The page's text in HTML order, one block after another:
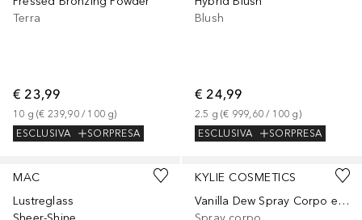
Terra
€ 23,99
10 g (€ 239,90 / 100 g)
ESCLUSIVA
SORPRESA
Blush
€ 24,99
2.5 g (€ 999,60 / 100 g)
ESCLUSIVA
SORPRESA
MAC
Lustreglass
+29
KYLIE COSMETICS
Vanilla Dew Spray Corpo e Capelli